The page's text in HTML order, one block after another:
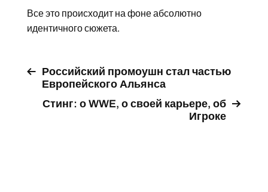
Все это происходит на фоне абсолютно
идентичного сюжета.
Российский промоушн стал частью
Европейского Альянса
Стинг: о WWE, о своей карьере, об
Игроке